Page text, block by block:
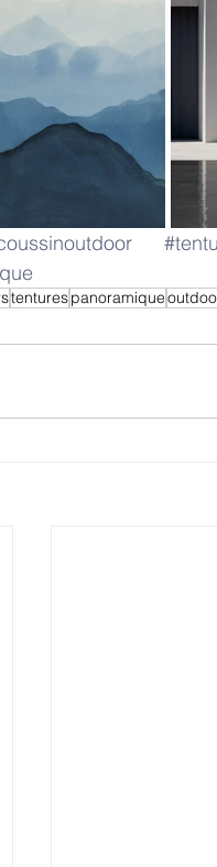
tenturespanoramique